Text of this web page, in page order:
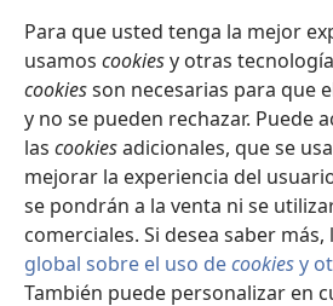
Para que usted tenga la mejor
usamos cookiesy otras
cookiesson necesarias para que
y no se pueden rechazar. Puede
las cookiesadicionales, que se
mejorar la experiencia del
se pondrán a la venta ni se
comerciales. Si desea saber
global sobre el uso decookiesy
También puede personalizar en
Yanapangahua
(abre
nueva
ventana)
Watchtower BIBLIOTECA
(abre
una
nueva
ventana)
JW Hub ®
(abre
una
nueva
ventana)
Copyright© 2026 Watch Tower Bible and